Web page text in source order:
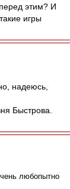
этим? И
игры
надеюсь,
Быстрова.
любопытно